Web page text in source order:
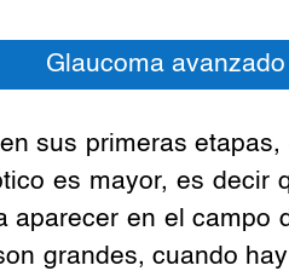
Glaucoma avanzado
sus primeras
es mayor, es decir
aparecer en el campo
grandes, cuando